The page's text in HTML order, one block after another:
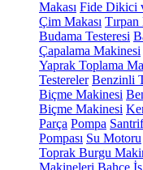
Makası Fide Dikici
Çim Makası Tırpan
Budama Testeresi
Çapalama Makinesi
Yaprak Toplama
Testereler Benzinli
Biçme Makinesi
Biçme Makinesi
Parça Pompa
Pompası Su Motoru
Toprak Burgu
Makineleri Bahçe